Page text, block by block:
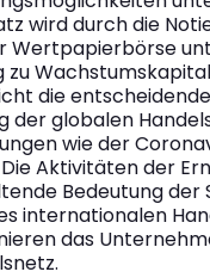
wird durch die
Wertpapierbörse
zu
die
globalen
wie der
Aktivitäten der
Bedeutung der
internationalen
das